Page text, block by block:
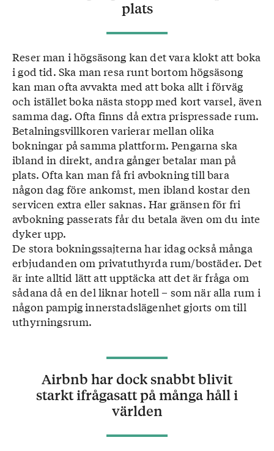
plats
Reser man i högsäsong kan det vara klokt att boka
i god tid. Ska man resa runt bortom högsäsong
kan man ofta avvakta med att boka allt i förväg
och istället boka nästa stopp med kort varsel, även
samma dag. Ofta finns då extra prispressade rum.
Betalningsvillkoren varierar mellan olika
bokningar på samma plattform. Pengarna ska
ibland in direkt, andra gånger betalar man på
plats. Ofta kan man få fri avbokning till bara
någon dag före ankomst, men ibland kostar den
servicen extra eller saknas. Har gränsen för fri
avbokning passerats får du betala även om du inte
dyker upp.
De stora bokningssajterna har idag också många
erbjudanden om privatuthyrda rum/bostäder. Det
är inte alltid lätt att upptäcka att det är fråga om
sådana då en del liknar hotell – som när alla rum i
någon pampig innerstadslägenhet gjorts om till
uthyrningsrum.
Airbnb har dock snabbt blivit
starkt ifrågasatt på många håll i
världen